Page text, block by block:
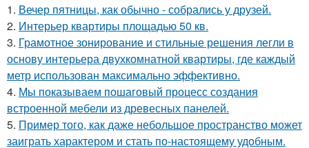
1. Вечер пятницы, как обычно - собрались у друзей.
2. Интерьер квартиры площадью 50 кв.
3. Грамотное зонирование и стильные решения легли в
основу интерьера двухкомнатной квартиры, где каждый
метр использован максимально эффективно.
4. Мы показываем пошаговый процесс создания
встроенной мебели из древесных панелей.
5. Пример того, как даже небольшое пространство может
заиграть характером и стать по-настоящему удобным.